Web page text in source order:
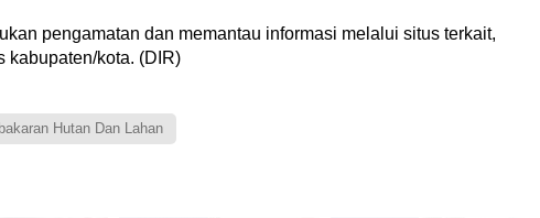
pengamatan dan memantau informasi melalui situs terkait,
kabupaten/kota. (DIR)
Hutan Dan Lahan